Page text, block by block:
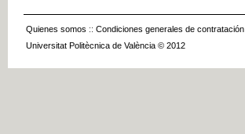
Quienes somos :: Condiciones generales de contratación
Universitat Politècnica de València © 2012